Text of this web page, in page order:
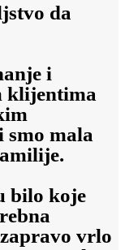
da
i
klijentima
mala
bilo koje
vrlo